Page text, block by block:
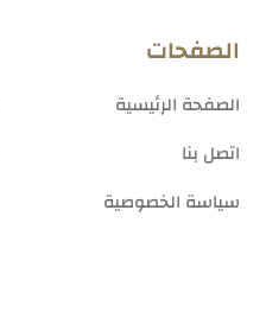
الصفحات
الصفحة الرئيسية
اتصل بنا
سياسة الخصوصية